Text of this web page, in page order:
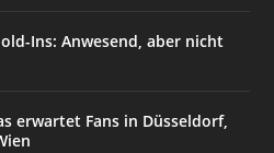
Ins: Anwesend, aber nicht
erwartet Fans in Düsseldorf,